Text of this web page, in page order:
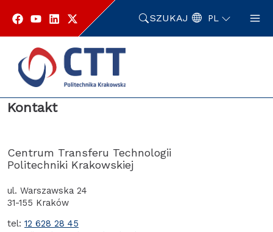
SZUKAJ PL
Strona główna Kontakt
Kontakt
Centrum Transferu Technologii
Politechniki Krakowskiej
ul. Warszawska 24
31-155 Kraków
tel: 12 628 28 45